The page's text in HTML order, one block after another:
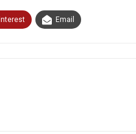
Email